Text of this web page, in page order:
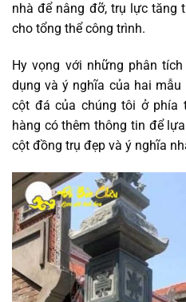
nhà để nâng đỡ, trụ lực tăng
cho tổng thể công trình.
Hy vọng với những phân
dụng và ý nghĩa của hai
cột đá của chúng tôi ở phía
hàng có thêm thông tin để
cột đồng trụ đẹp và ý nghĩa